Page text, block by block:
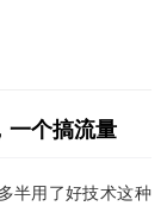
一个搞流量
半用了好技术这种